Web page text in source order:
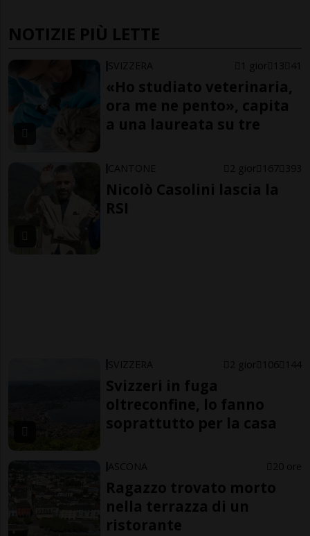
NOTIZIE PIÙ LETTE
SVIZZERA 1 gior 13 41
«Ho studiato veterinaria,
ora me ne pento», capita
a una laureata su tre
CANTONE 2 gior 167 393
Nicolò Casolini lascia la
RSI
SVIZZERA 2 gior 106 144
Svizzeri in fuga
oltreconfine, lo fanno
soprattutto per la casa
ASCONA 20 ore
Ragazzo trovato morto
nella terrazza di un
ristorante